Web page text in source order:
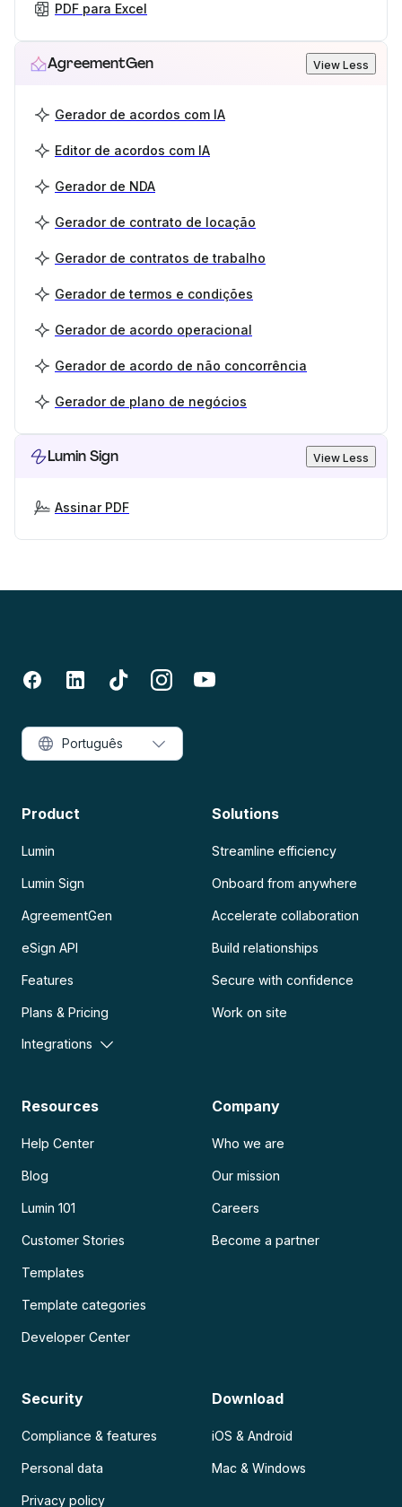
PDF para Excel
AgreementGen View Less
Gerador de acordos com IA
Editor de acordos com IA
Gerador de NDA
Gerador de contrato de locação
Gerador de contratos de trabalho
Gerador de termos e condições
Gerador de acordo operacional
Gerador de acordo de não concorrência
Gerador de plano de negócios
Lumin Sign View Less
Assinar PDF
Product
Lumin
Lumin Sign
AgreementGen
eSign API
Features
Plans & Pricing
Integrations
Solutions
Streamline efficiency
Onboard from anywhere
Accelerate collaboration
Build relationships
Secure with confidence
Work on site
Resources
Help Center
Blog
Lumin 101
Customer Stories
Templates
Template categories
Developer Center
Company
Who we are
Our mission
Careers
Become a partner
Security
Compliance & features
Personal data
Privacy policy
Download
iOS & Android
Mac & Windows
Português